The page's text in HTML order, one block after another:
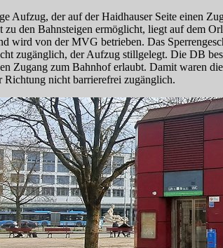
Aufzug, der auf der Haidhauser Seite einen
zu den Bahnsteigen ermöglicht, liegt auf dem
wird von der MVG betrieben. Das
zugänglich, der Aufzug stillgelegt. Die DB
Zugang zum Bahnhof erlaubt. Damit waren
Richtung nicht barrierefrei zugänglich.